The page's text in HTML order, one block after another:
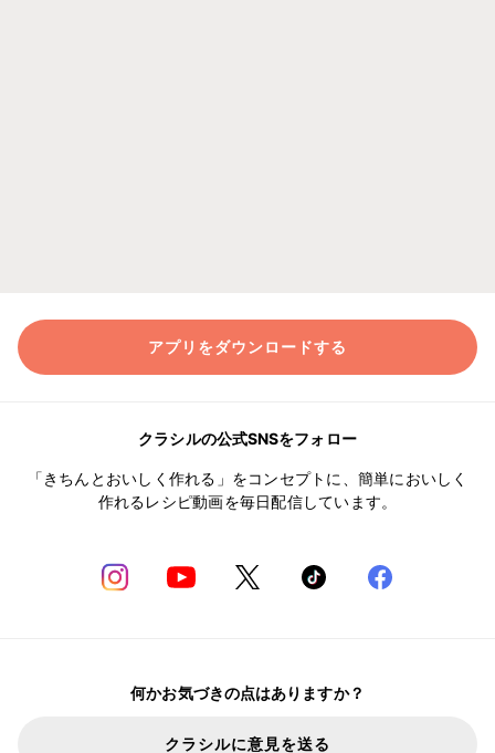
アプリをダウンロードする
クラシルの公式SNSをフォロー
「きちんとおいしく作れる」をコンセプトに、簡単においしく
作れるレシピ動画を毎日配信しています。
何かお気づきの点はありますか？
クラシルに意見を送る